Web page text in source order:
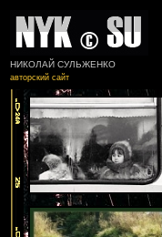
НИКОЛАЙ СУЛЬЖЕНКО
авторский сайт